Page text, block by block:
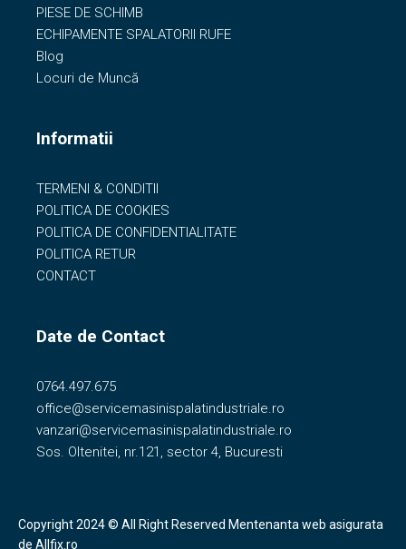
PIESE DE SCHIMB
ECHIPAMENTE SPALATORII RUFE
Blog
Locuri de Muncă
Informatii
TERMENI & CONDITII
POLITICA DE COOKIES
POLITICA DE CONFIDENTIALITATE
POLITICA RETUR
CONTACT
Date de Contact
0764.497.675
office@servicemasinispalatindustriale.ro
vanzari@servicemasinispalatindustriale.ro
Sos. Oltenitei, nr.121, sector 4, Bucuresti
Copyright 2024 © All Right Reserved Mentenanta web asigurata
de Allfix.ro